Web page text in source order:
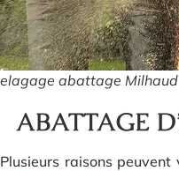
elagage abattage Milhaud
ABATTAGE
Plusieurs raisons peuvent